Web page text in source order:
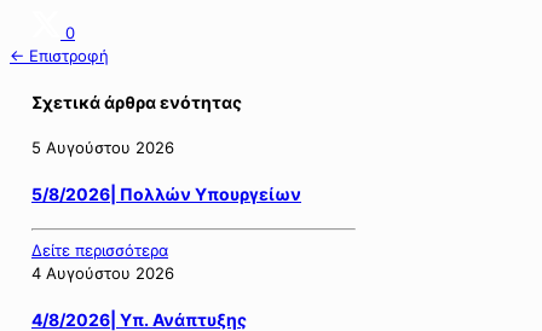
0
← Επιστροφή
Σχετικά άρθρα ενότητας
5 Αυγούστου 2026
5/8/2026| Πολλών Υπουργείων
Δείτε περισσότερα
4 Αυγούστου 2026
4/8/2026| Υπ. Ανάπτυξης